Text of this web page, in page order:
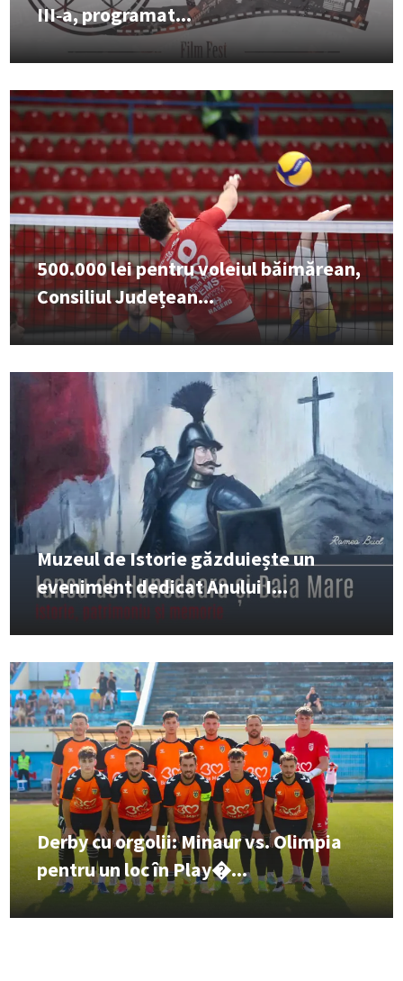
III‑a, programat...
500.000 lei pentru voleiul băimărean,
Consiliul Județean...
Muzeul de Istorie găzduiește un
eveniment dedicat Anului I...
Derby cu orgolii: Minaur vs. Olimpia
pentru un loc în Play�...